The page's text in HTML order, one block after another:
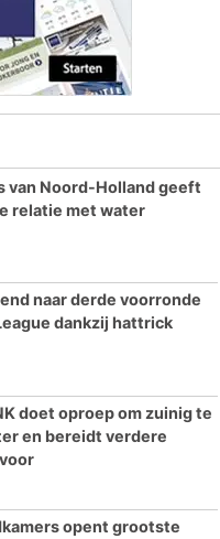
van Noord-Holland geeft
relatie met water
naar derde voorronde
dankzij hattrick
doet oproep om zuinig te
en bereidt verdere
opent grootste